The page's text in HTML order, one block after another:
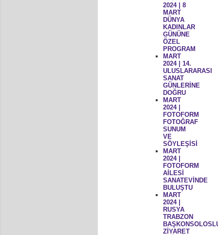
2024 | 8
MART
DÜNYA
KADINLAR
GÜNÜNE
ÖZEL
PROGRAM
MART
2024 | 14.
ULUSLARARASI
SANAT
GÜNLERİNE
DOĞRU
MART
2024 |
FOTOFORM
FOTOĞRAF
SUNUM
VE
SÖYLEŞİSİ
MART
2024 |
FOTOFORM
AİLESİ
SANATEVİNDE
BULUŞTU
MART
2024 |
RUSYA
TRABZON
ZİYARET